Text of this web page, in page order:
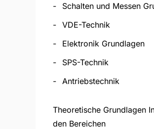
Schalten und Messen
VDE-Technik
Elektronik Grundlagen
SPS-Technik
Antriebstechnik
Theoretische Grundlagen
den Bereichen